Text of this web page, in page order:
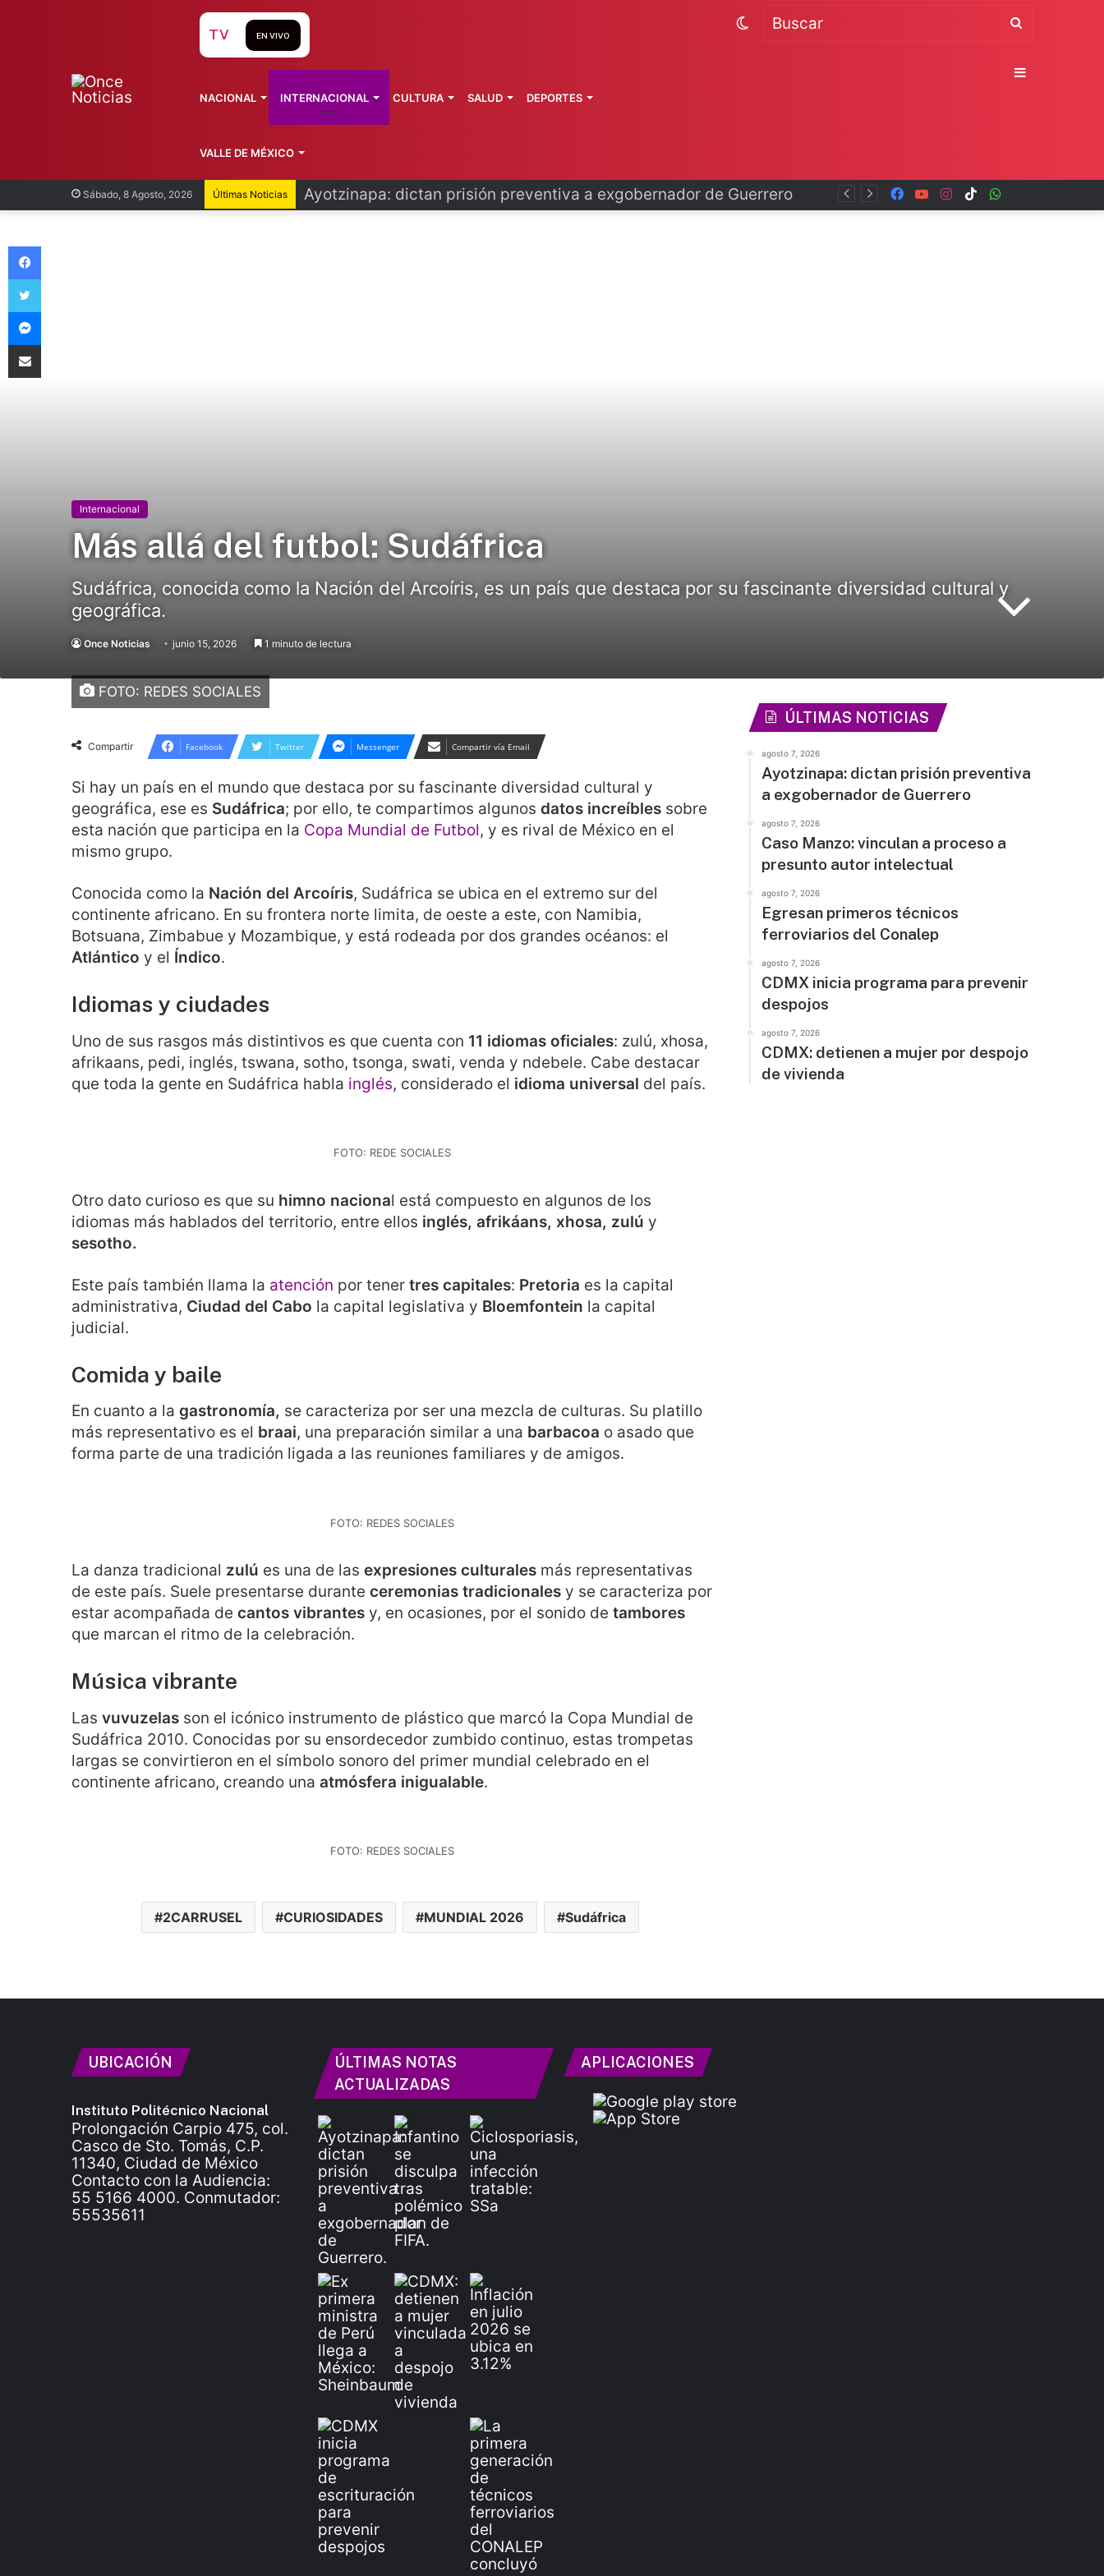
Sábado, 8 Agosto, 2026 Últimas Noticias Infantino se disculpa tras polémico plan de FIFA TikTok
Instagram
YouTube
Facebook
TV EN VIVO
NACIONAL INTERNACIONAL CULTURA SALUD DEPORTES
VALLE DE MÉXICO
Buscar
Switch
Sidebar
Internacional
Más allá del futbol: Sudáfrica
Sudáfrica, conocida como la Nación del Arcoíris, es un país que destaca por su fascinante diversidad cultural y
geográfica.
Once Noticias junio 15, 2026 1 minuto de lectura
FOTO: REDES SOCIALES
Compartir Facebook Twitter Messenger Compartir vía Email
Si hay un país en el mundo que destaca por su fascinante diversidad cultural y
geográfica, ese es Sudáfrica; por ello, te compartimos algunos datos increíbles sobre
esta nación que participa en la Copa Mundial de Futbol, y es rival de México en el
mismo grupo.
Conocida como la Nación del Arcoíris, Sudáfrica se ubica en el extremo sur del
continente africano. En su frontera norte limita, de oeste a este, con Namibia,
Botsuana, Zimbabue y Mozambique, y está rodeada por dos grandes océanos: el
Atlántico y el Índico.
Idiomas y ciudades
Uno de sus rasgos más distintivos es que cuenta con 11 idiomas oficiales: zulú, xhosa,
afrikaans, pedi, inglés, tswana, sotho, tsonga, swati, venda y ndebele. Cabe destacar
que toda la gente en Sudáfrica habla inglés, considerado el idioma universal del país.
FOTO: REDE SOCIALES
Otro dato curioso es que su himno nacional está compuesto en algunos de los
idiomas más hablados del territorio, entre ellos inglés, afrikáans, xhosa, zulú y
sesotho.
Este país también llama la atención por tener tres capitales: Pretoria es la capital
administrativa, Ciudad del Cabo la capital legislativa y Bloemfontein la capital
judicial.
Comida y baile
En cuanto a la gastronomía, se caracteriza por ser una mezcla de culturas. Su platillo
más representativo es el braai, una preparación similar a una barbacoa o asado que
forma parte de una tradición ligada a las reuniones familiares y de amigos.
FOTO: REDES SOCIALES
La danza tradicional zulú es una de las expresiones culturales más representativas
de este país. Suele presentarse durante ceremonias tradicionales y se caracteriza por
estar acompañada de cantos vibrantes y, en ocasiones, por el sonido de tambores
que marcan el ritmo de la celebración.
Música vibrante
Las vuvuzelas son el icónico instrumento de plástico que marcó la Copa Mundial de
Sudáfrica 2010. Conocidas por su ensordecedor zumbido continuo, estas trompetas
largas se convirtieron en el símbolo sonoro del primer mundial celebrado en el
continente africano, creando una atmósfera inigualable.
FOTO: REDES SOCIALES
2CARRUSEL CURIOSIDADES MUNDIAL 2026 Sudáfrica
ÚLTIMAS NOTICIAS
agosto 7, 2026
Ayotzinapa: dictan prisión preventiva
a exgobernador de Guerrero
agosto 7, 2026
Caso Manzo: vinculan a proceso a
presunto autor intelectual
agosto 7, 2026
Egresan primeros técnicos
ferroviarios del Conalep
agosto 7, 2026
CDMX inicia programa para prevenir
despojos
agosto 7, 2026
CDMX: detienen a mujer por despojo
de vivienda
UBICACIÓN
Instituto Politécnico Nacional
Prolongación Carpio 475, col.
Casco de Sto. Tomás, C.P.
11340, Ciudad de México
Contacto con la Audiencia:
55 5166 4000. Conmutador:
55535611
ÚLTIMAS NOTAS
ACTUALIZADAS
APLICACIONES
Facebook
Twitter
Messenger
Compartir vía Email